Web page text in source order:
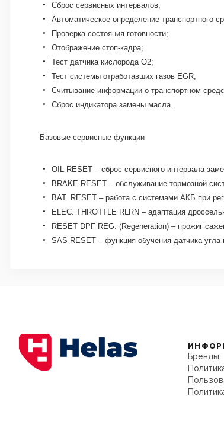
Сброс сервисных интервалов;
Автоматическое определение транспортного
Проверка состояния готовности;
Отображение стоп-кадра;
Тест датчика кислорода O2;
Тест системы отработавших газов EGR;
Считывание информации о транспортном
Сброс индикатора замены масла.
Базовые сервисные функции
OIL RESET – сброс сервисного интервала
BRAKE RESET – обслуживание тормозной
BAT. RESET – работа с системами АКБ при
ELEC. THROTTLE RLRN – адаптация
RESET DPF REG. (Regeneration) – прожиг
SAS RESET – функция обучения датчика угла
Бренды